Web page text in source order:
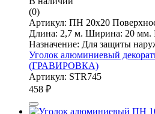
(0)
Артикул: ПН 20х20
Длина: 2,7 м. Ширина: 20 мм.
Назначение: Для защиты
Уголок алюминиевый
(ГРАВИРОВКА)
Артикул: STR745
458 ₽